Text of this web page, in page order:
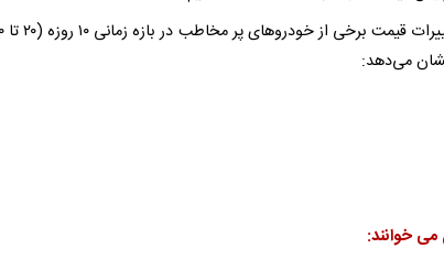
جدول زیر میزان
می‌دهد:
می خوانند: